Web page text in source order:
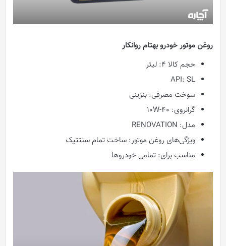
روغن موتور خودرو بهتام روانکار
حجم کالا ۴: لیتر
API: SL
سوخت مصرفی: بنزینی
گرانروی: ۱۰W-۴۰
مدل: RENOVATION
ویژگی‌های روغن موتور: ساخت تمام سنتتیک
مناسب برای: تمامی خودروها